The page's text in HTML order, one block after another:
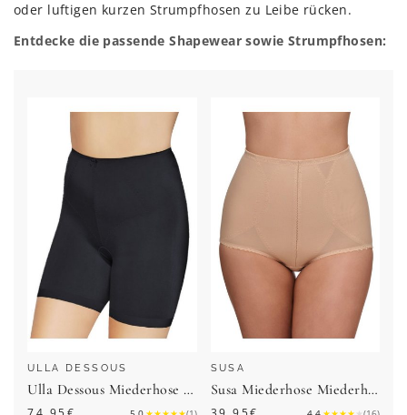
oder luftigen kurzen Strumpfhosen zu Leibe rücken.
Entdecke die passende Shapewear sowie Strumpfhosen:
ULLA DESSOUS
Ulla Dessous Miederhose Langbein Miederhose Yara (Stück, 1-St) Zwickel
SUSA
Susa Miederhose Miederhose Classics (Stück, 1-St) verstärkte Bauchpartie